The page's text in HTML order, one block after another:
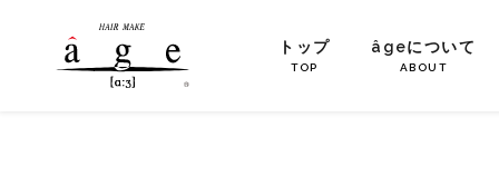
トップ
TOP
âgeについて
ABOUT